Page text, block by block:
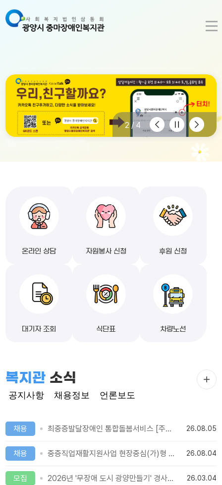
2/4
정
지
이
전
다
음
온라인 상담 자원봉사 신청 후원 신청
대기자 조회 식단표 차량노선
복지관 소식
공지사항 채용정보 언론보도
채용 최중증발달장애인 통합돌봄서비스 [주간 개별 1:1] 사업수행 인력 채용 공고 26.08.05
채용 중증직업재활지원사업 현장중심(가)형 훈련지원인 채용 공고 26.08.04
모집 2026년 '무장애 도시 광양만들기' 경사로 지원사업 접수 안내 26.03.04